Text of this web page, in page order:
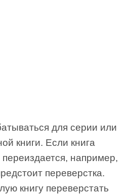
для серии или
книги. Если книга
например,
переверстка.
книгу переверстать